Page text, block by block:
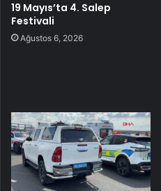
19 Mayıs’ta 4. Salep
Festivali
Ağustos 6, 2026